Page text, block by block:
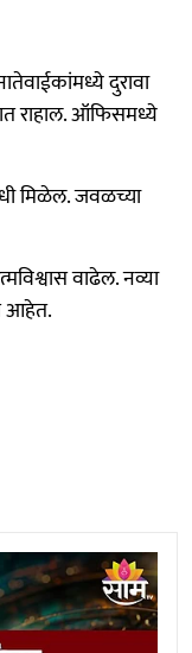
दुरावा
राहाल. ऑफिसमध्ये
मिळेल. जवळच्या
वाढेल. नव्या
आहेत.